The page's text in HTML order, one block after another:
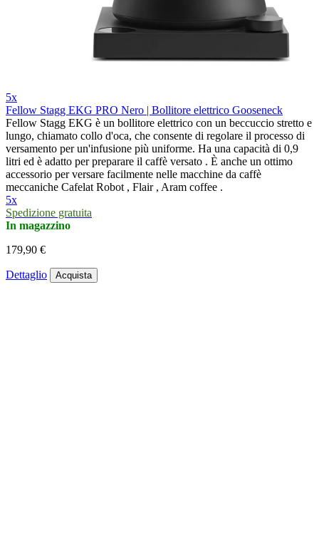
5x
Fellow Stagg EKG PRO Nero | Bollitore elettrico Gooseneck
Fellow Stagg EKG è un bollitore elettrico con un beccuccio stretto e
lungo, chiamato collo d'oca, che consente di regolare il processo di
versamento per un'infusione più uniforme. Ha una capacità di 0,9
litri ed è adatto per preparare il caffè versato . È anche un ottimo
accessorio per versare facilmente nelle macchine da caffè
meccaniche Cafelat Robot , Flair , Aram coffee .
5x
Spedizione gratuita
In magazzino
179,90 €
Dettaglio Acquista